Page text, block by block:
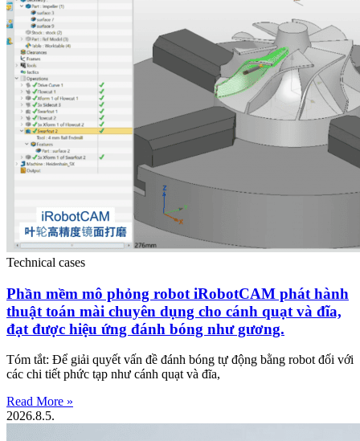
Technical cases
Phần mềm mô phỏng robot iRobotCAM phát hành
thuật toán mài chuyên dụng cho cánh quạt và đĩa,
đạt được hiệu ứng đánh bóng như gương.
Tóm tắt: Để giải quyết vấn đề đánh bóng tự động bằng robot đối với
các chi tiết phức tạp như cánh quạt và đĩa,
Read More »
2026.8.5.